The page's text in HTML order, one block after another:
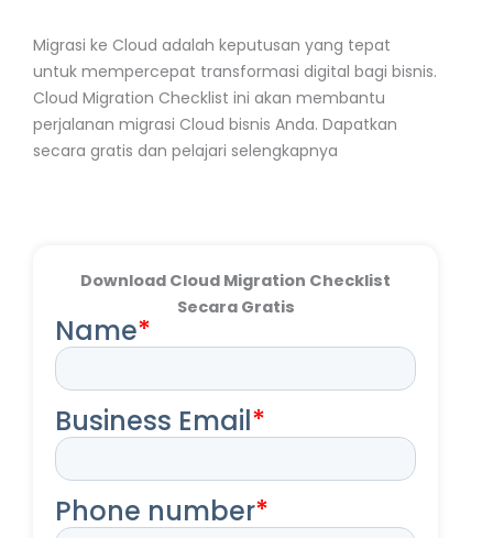
Migrasi ke Cloud adalah keputusan yang tepat
untuk mempercepat transformasi digital bagi bisnis.
Cloud Migration Checklist ini akan membantu
perjalanan migrasi Cloud bisnis Anda. Dapatkan
secara gratis dan pelajari selengkapnya
Download Cloud Migration Checklist
Secara Gratis